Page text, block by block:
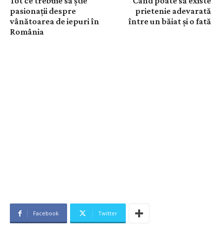
pasionații despre
vânătoarea de iepuri în
România
prietenie adevarată
între un băiat și o fată
Facebook Twitter